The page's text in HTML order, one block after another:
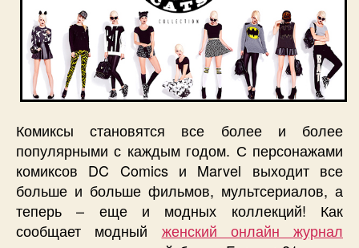
Комиксы становятся все более и более
популярными с каждым годом. С персонажами
комиксов DC Comics и Marvel выходит все
больше и больше фильмов, мультсериалов, а
теперь – еще и модных коллекций! Как
сообщает модный женский онлайн журнал